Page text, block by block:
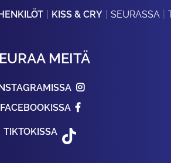
KISS & CRY SEURASSA
MEITÄ
FACEBOOKISSA
TIKTOKISSA